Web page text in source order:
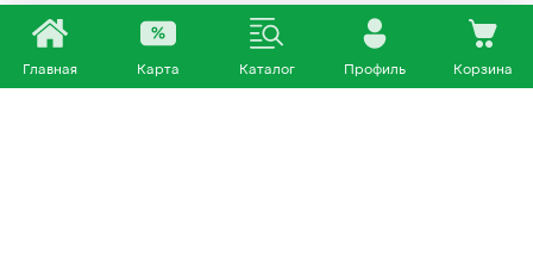
Главная Карта Каталог Профиль Корзина